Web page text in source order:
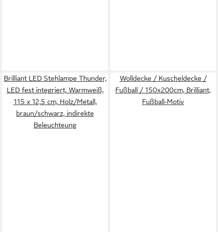
Brilliant LED Stehlampe Thunder,
LED fest integriert, Warmweiß,
115 x 12,5 cm, Holz/Metall,
braun/schwarz, indirekte
Beleuchteung
Wolldecke / Kuscheldecke /
Fußball / 150x200cm, Brilliant,
Fußball-Motiv